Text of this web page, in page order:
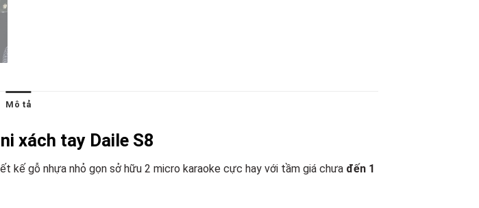
Mô tả
xách tay Daile S8
kế gỗ nhựa nhỏ gọn sở hữu 2 micro karaoke cực hay với tầm giá chưa đến 1